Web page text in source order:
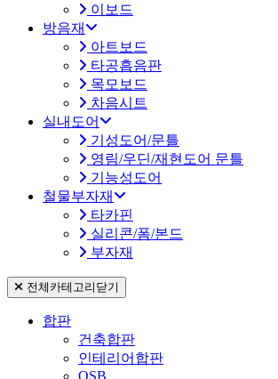
이보드
방음재
아트보드
타공흡음판
목모보드
차음시트
실내도어
기성도어/문틀
영림/우딘/재현도어 문틀
기능성도어
철물부자재
타카핀
실리콘/폼/본드
부자재
전체카테고리 닫기
합판
건축합판
인테리어합판
OSB